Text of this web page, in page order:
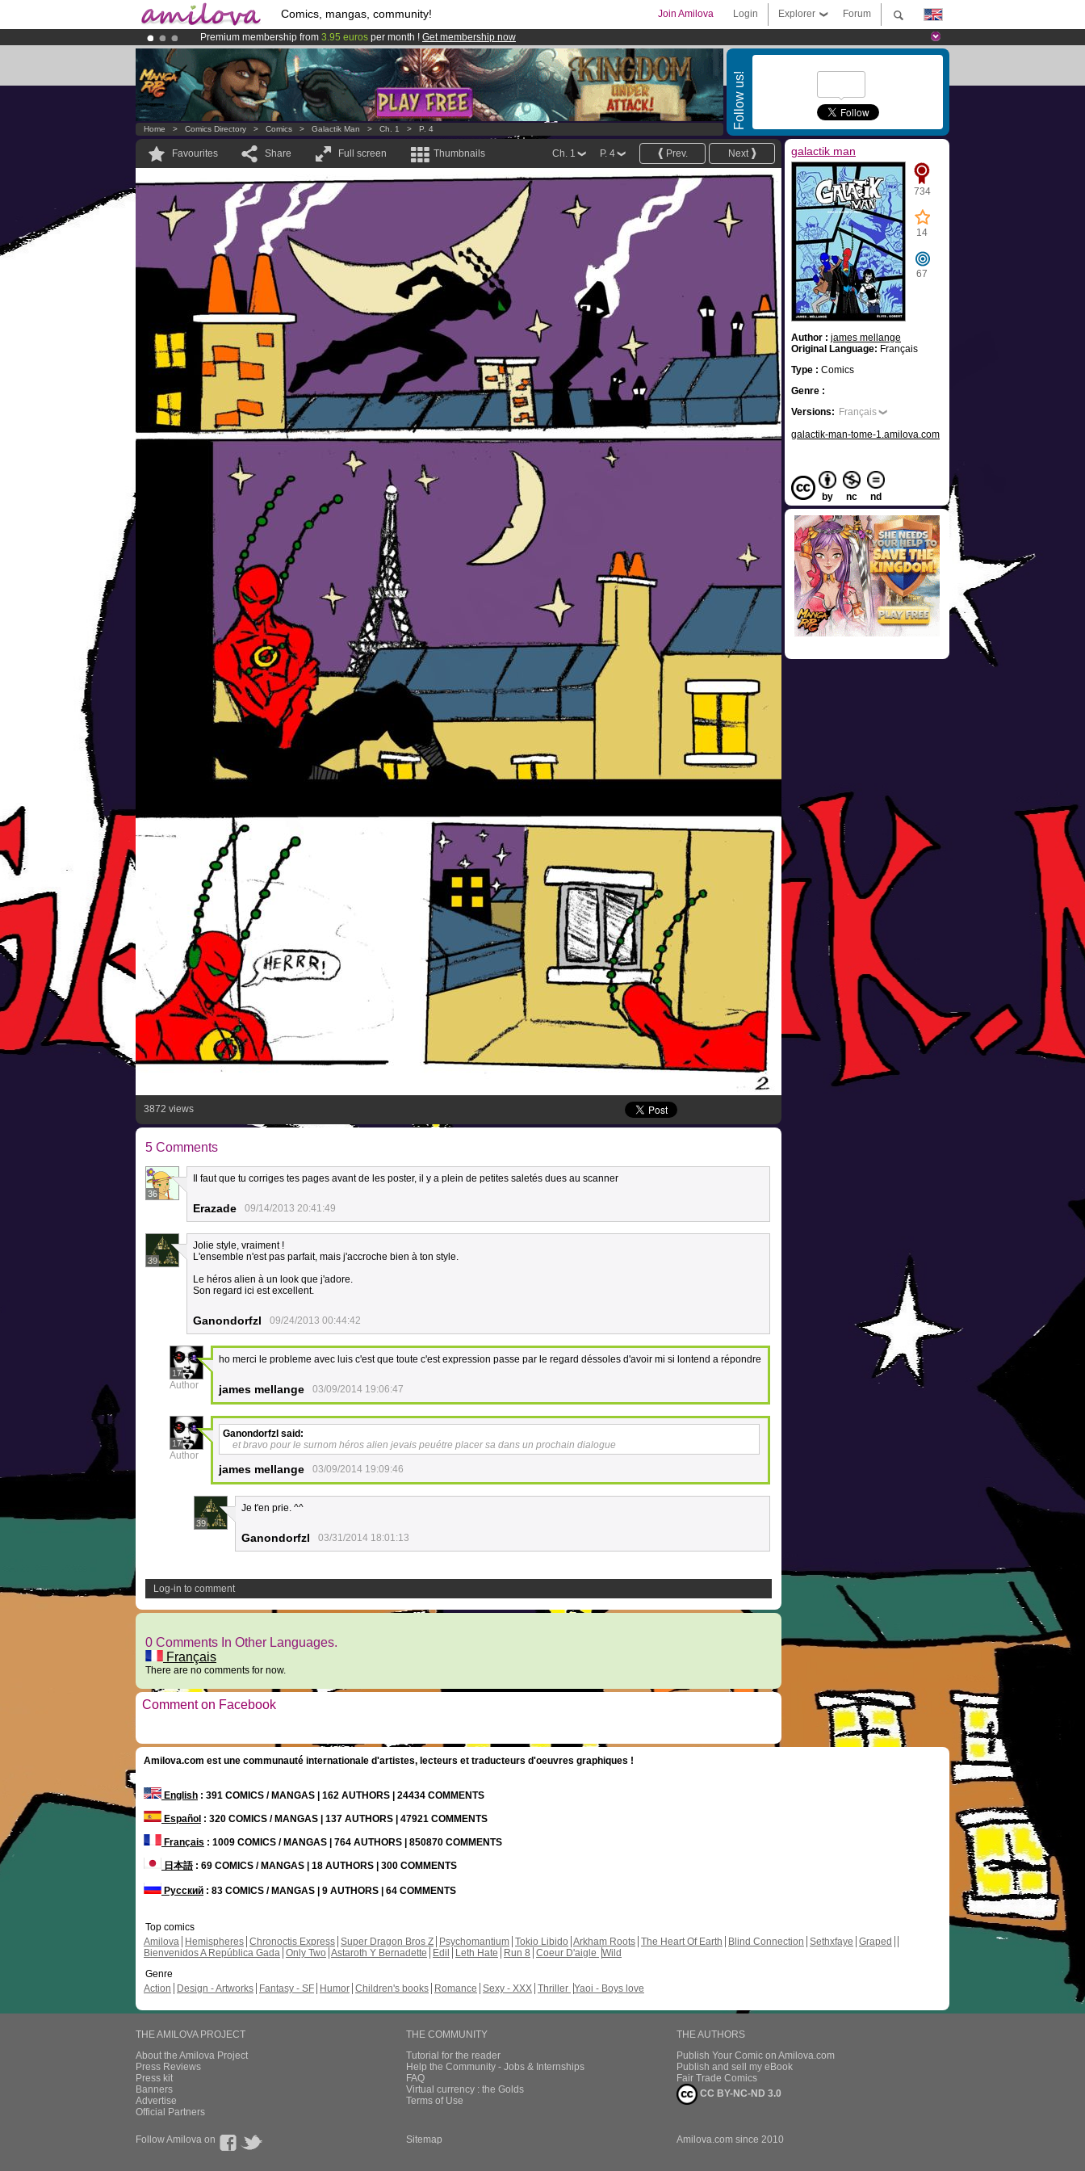
Comics, mangas, community! Forum
Explorer
Login
Join Amilova
Premium membership from 3.95 euros per month ! Get membership now
Already 100000membersand 1000comics & mangas!.
AmilovaKickstarter is now LIVE!.
Follow us!
Home > Comics Directory > Comics > Galactik Man > Ch. 1 > P. 4
Favourites Share Full screen Thumbnails Next
Prev.
P. 4
Ch. 1
3872 views
5 Comments
36
Il faut que tu corriges tes pages avant de les poster, il y a plein de petites saletés dues au scanner
Erazade 09/14/2013 20:41:49
39
Jolie style, vraiment !
L'ensemble n'est pas parfait, mais j'accroche bien à ton style.
Le héros alien à un look que j'adore.
Son regard ici est excellent.
Ganondorfzl 09/24/2013 00:44:42
17
Author
ho merci le probleme avec luis c'est que toute c'est expression passe par le regard déssoles d'avoir mi si lontend a répondre
james mellange 03/09/2014 19:06:47
17
Author
Ganondorfzl said:
et bravo pour le surnom héros alien jevais peuétre placer sa dans un prochain dialogue
james mellange 03/09/2014 19:09:46
39
Je t'en prie. ^^
Ganondorfzl 03/31/2014 18:01:13
Log-in to comment
0 Comments In Other Languages.
Français
There are no comments for now.
Comment on Facebook
galactik man
734
14
67
Author : james mellange
Original Language: Français
Type : Comics
Genre :
Versions: Français
galactik-man-tome-1.amilova.com
by nc nd
Amilova.com est une communauté internationale d'artistes, lecteurs et traducteurs d'oeuvres graphiques !
English : 391 COMICS / MANGAS | 162 AUTHORS | 24434 COMMENTS
Español : 320 COMICS / MANGAS | 137 AUTHORS | 47921 COMMENTS
Français : 1009 COMICS / MANGAS | 764 AUTHORS | 850870 COMMENTS
日本語: 69 COMICS / MANGAS | 18 AUTHORS | 300 COMMENTS
Русский : 83 COMICS / MANGAS | 9 AUTHORS | 64 COMMENTS
Top comics
Amilova
Hemispheres Chronoctis Express Super Dragon Bros Z Psychomantium Tokio Libido Arkham Roots The Heart Of Earth Blind Connection Sethxfaye Graped
Bienvenidos A República Gada Only Two Astaroth Y Bernadette Edil Leth Hate Run 8 Coeur D'aigle Wild
Genre
Action
Design - Artworks Fantasy - SF Humor Children's books Romance Sexy - XXX Thriller Yaoi - Boys love
THE AMILOVA PROJECT
About the Amilova Project
Press Reviews
Press kit
Banners
Advertise
Official Partners
THE COMMUNITY
Tutorial for the reader
Help the Community - Jobs & Internships
FAQ
Virtual currency : the Golds
Terms of Use
THE AUTHORS
Publish Your Comic on Amilova.com
Publish and sell my eBook
Fair Trade Comics
CC BY-NC-ND 3.0
Follow Amilova on Sitemap Amilova.com since 2010